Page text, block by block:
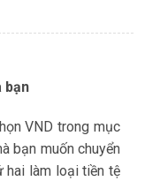
bạn
VND trong mục
bạn muốn chuyển
hai làm loại tiền tệ